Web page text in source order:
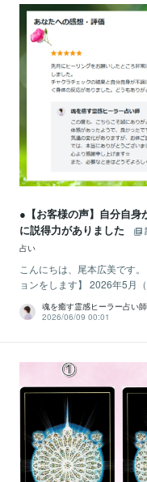
●【お客様の声】自分自身
に説得力がありました
占い
こんにちは、尾本広美です
ョンをします】 2026年5月
魂を癒す霊感ヒーラー占い師
2026/06/09 00:01